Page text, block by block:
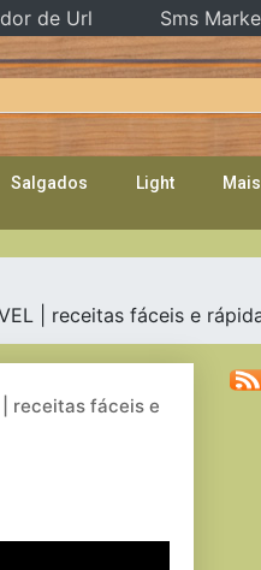
Salgados Light
| receitas fáceis e
| receitas fáceis e
de Url Sms